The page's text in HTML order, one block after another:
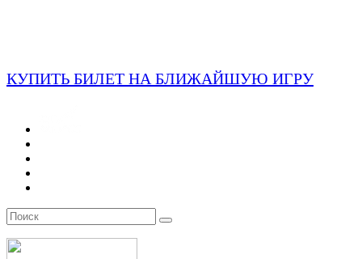
КУПИТЬ БИЛЕТ НА БЛИЖАЙШУЮ ИГРУ